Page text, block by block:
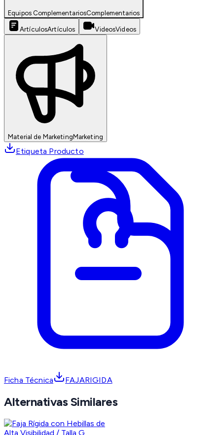
Equipos ComplementariosComplementarios
ArtículosArtículos VideosVideos
Material de MarketingMarketing
Etiqueta Producto
Ficha Técnica FAJARIGIDA
Alternativas Similares